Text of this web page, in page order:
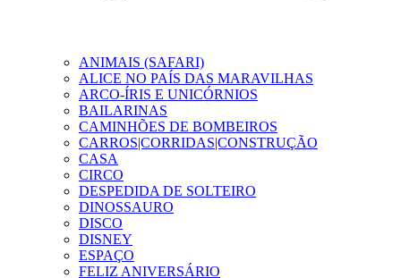
ANIMAIS (SAFARI)
ALICE NO PAÍS DAS MARAVILHAS
ARCO-ÍRIS E UNICÓRNIOS
BAILARINAS
CAMINHÕES DE BOMBEIROS
CARROS|CORRIDAS|CONSTRUÇÃO
CASA
CIRCO
DESPEDIDA DE SOLTEIRO
DINOSSAURO
DISCO
DISNEY
ESPAÇO
FELIZ ANIVERSÁRIO